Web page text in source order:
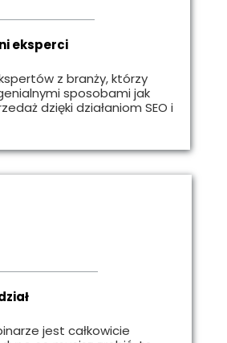
z branży, którzy
sposobami jak
dzięki działaniom SEO i
eksperci
jest całkowicie